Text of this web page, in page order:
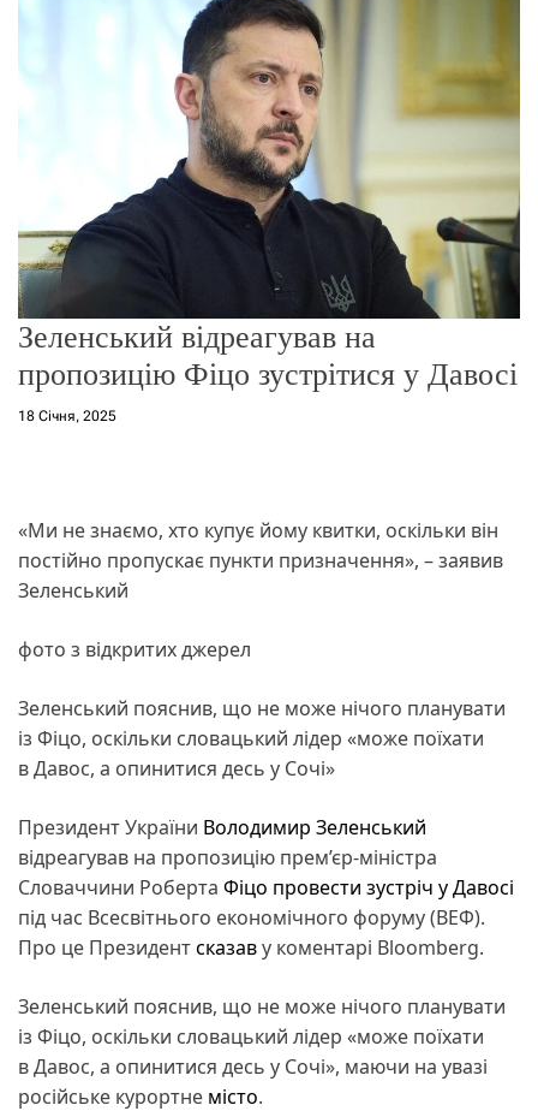
Зеленський відреагував на
пропозицію Фіцо зустрітися у Давосі
18 Січня, 2025
«Ми не знаємо, хто купує йому квитки, оскільки він
постійно пропускає пункти призначення», – заявив
Зеленський
фото з відкритих джерел
Зеленський пояснив, що не може нічого планувати
із Фіцо, оскільки словацький лідер «може поїхати
в Давос, а опинитися десь у Сочі»
Президент України Володимир Зеленський
відреагував на пропозицію прем’єр-міністра
Словаччини Роберта Фіцо провести зустріч у Давосі
під час Всесвітнього економічного форуму (ВЕФ).
Про це Президентсказаву коментарі Bloomberg.
Зеленський пояснив, що не може нічого планувати
із Фіцо, оскільки словацький лідер «може поїхати
в Давос, а опинитися десь у Сочі», маючи на увазі
російське курортне місто.